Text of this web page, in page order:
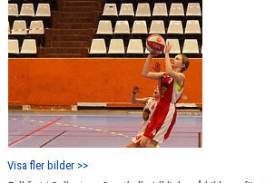
Visa fler bilder >>